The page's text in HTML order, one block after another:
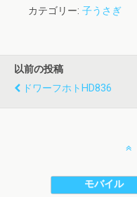
カテゴリー: 子うさぎ
以前の投稿
ドワーフホトHD836
モバイル